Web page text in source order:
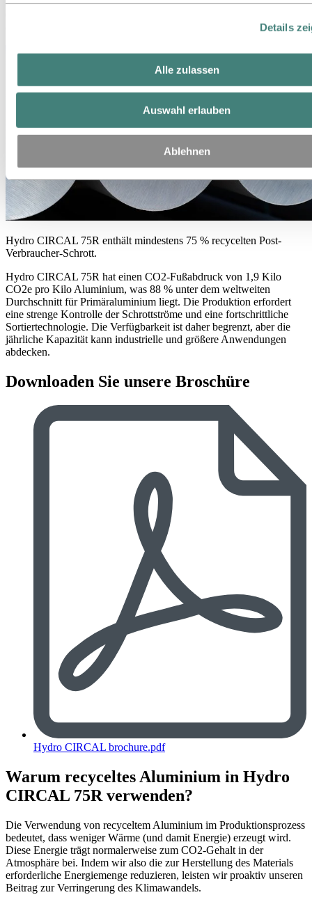
Details
Alle zulassen
Auswahl erlauben
Ablehnen
Durchschnitt für Primäraluminium liegt. Die Herstellung von Hydro
daher derzeit nur in kleinen, abrufbaren Chargen erhältlich.
Hydro CIRCAL 75R enthält mindestens 75 % recycelten Post-
Verbraucher-Schrott.
Hydro CIRCAL 75R hat einen CO2-Fußabdruck von 1,9 Kilo
CO2e pro Kilo Aluminium, was 88 % unter dem weltweiten
Durchschnitt für Primäraluminium liegt. Die Produktion erfordert
eine strenge Kontrolle der Schrottströme und eine fortschrittliche
Sortiertechnologie. Die Verfügbarkeit ist daher begrenzt, aber die
jährliche Kapazität kann industrielle und größere Anwendungen
abdecken.
Downloaden Sie unsere Broschüre
Hydro CIRCAL brochure.pdf
Warum recyceltes Aluminium in Hydro
CIRCAL 75R verwenden?
Die Verwendung von recyceltem Aluminium im Produktionsprozess
bedeutet, dass weniger Wärme (und damit Energie) erzeugt wird.
Diese Energie trägt normalerweise zum CO2-Gehalt in der
Atmosphäre bei. Indem wir also die zur Herstellung des Materials
erforderliche Energiemenge reduzieren, leisten wir proaktiv unseren
Beitrag zur Verringerung des Klimawandels.